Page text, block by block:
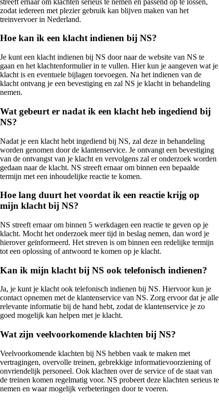
zodat iedereen met plezier gebruik kan blijven maken van het
treinvervoer in Nederland.
Hoe kan ik een klacht indienen bij NS?
Je kunt een klacht indienen bij NS door naar de website van NS te
gaan en het klachtenformulier in te vullen. Hier kun je aangeven wat je
klacht is en eventuele bijlagen toevoegen. Na het indienen van de
klacht ontvang je een bevestiging en zal NS je klacht in behandeling
nemen.
Wat gebeurt er nadat ik een klacht heb ingediend bij
NS?
Nadat je een klacht hebt ingediend bij NS, zal deze in behandeling
worden genomen door de klantenservice. Je ontvangt een bevestiging
van de ontvangst van je klacht en vervolgens zal er onderzoek worden
gedaan naar de klacht. NS streeft ernaar om binnen een bepaalde
termijn met een inhoudelijke reactie te komen.
Hoe lang duurt het voordat ik een reactie krijg op
mijn klacht bij NS?
NS streeft ernaar om binnen 5 werkdagen een reactie te geven op je
klacht. Mocht het onderzoek meer tijd in beslag nemen, dan word je
hierover geïnformeerd. Het streven is om binnen een redelijke termijn
tot een oplossing of antwoord te komen op je klacht.
Kan ik mijn klacht bij NS ook telefonisch indienen?
Ja, je kunt je klacht ook telefonisch indienen bij NS. Hiervoor kun je
contact opnemen met de klantenservice van NS. Zorg ervoor dat je alle
relevante informatie bij de hand hebt, zodat de klantenservice je zo
goed mogelijk kan helpen met je klacht.
Wat zijn veelvoorkomende klachten bij NS?
Veelvoorkomende klachten bij NS hebben vaak te maken met
vertragingen, overvolle treinen, gebrekkige informatievoorziening of
onvriendelijk personeel. Ook klachten over de service of de staat van
de treinen komen regelmatig voor. NS probeert deze klachten serieus te
nemen en waar mogelijk verbeteringen door te voeren.